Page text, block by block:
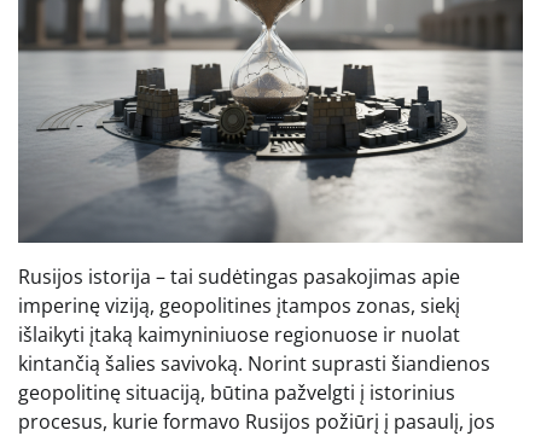
Rusijos istorija – tai sudėtingas pasakojimas apie
imperinę viziją, geopolitines įtampos zonas, siekį
išlaikyti įtaką kaimyniniuose regionuose ir nuolat
kintančią šalies savivoką. Norint suprasti šiandienos
geopolitinę situaciją, būtina pažvelgti į istorinius
procesus, kurie formavo Rusijos požiūrį į pasaulį, jos